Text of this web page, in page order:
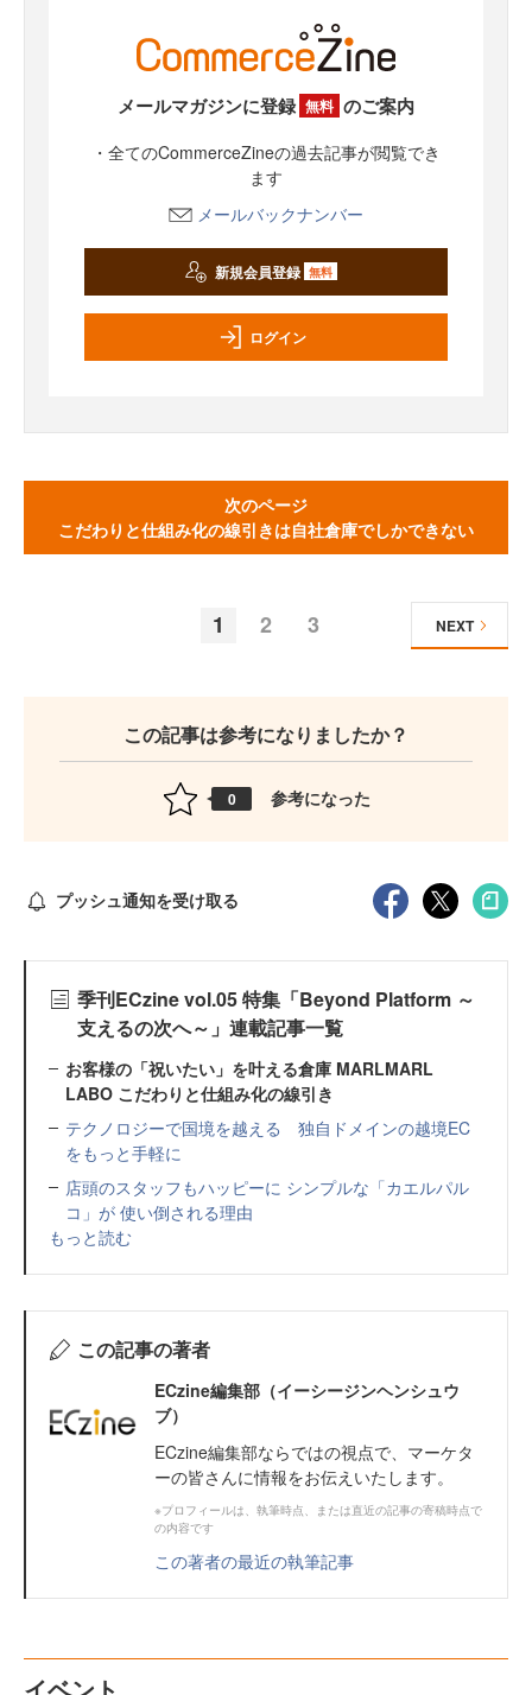
メールマガジンに登録 無料 のご案内
・全てのCommerceZineの過去記事が閲覧でき
ます
メールバックナンバー
新規会員登録 無料
ログイン
次のページ
こだわりと仕組み化の線引きは自社倉庫でしかできない
1 2 3 NEXT
この記事は参考になりましたか？
0 参考になった
プッシュ通知を受け取る
季刊ECzine vol.05 特集「Beyond Platform ～
支えるの次へ～」連載記事一覧
お客様の「祝いたい」を叶える倉庫 MARLMARL
LABO こだわりと仕組み化の線引き
テクノロジーで国境を越える 独自ドメインの越境EC
をもっと手軽に
店頭のスタッフもハッピーに シンプルな「カエルパル
コ」が 使い倒される理由
もっと読む
この記事の著者
ECzine編集部（イーシージンヘンシュウ
ブ）
ECzine編集部ならではの視点で、マーケタ
ーの皆さんに情報をお伝えいたします。
※プロフィールは、執筆時点、または直近の記事の寄稿時点で
の内容です
この著者の最近の執筆記事